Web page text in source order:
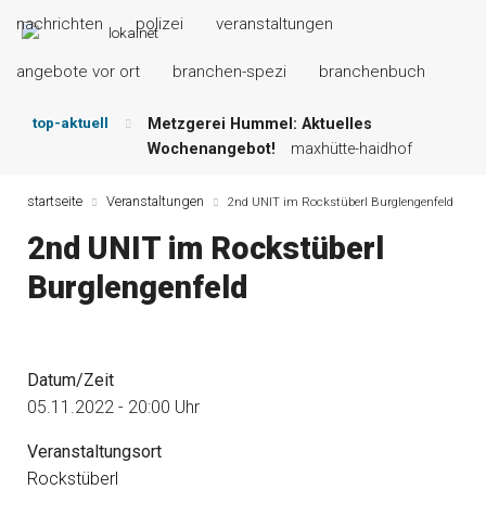
nachrichten polizei veranstaltungen
angebote vor ort branchen-spezi branchenbuch
top-aktuell
Metzgerei Hummel: Aktuelles
Wochenangebot!
maxhütte-haidhof
Grillspezialitäten u.v.m.! kallmünz
und mehr … burglengenfeld
Der „deutsche Michel“ muss nun
zahlen! kommentare & serien &
Nutzen Sie aktuelle Angebote Ihrer
startseite Veranstaltungen 2nd UNIT im Rockstüberl Burglengenfeld
2nd UNIT im Rockstüberl
Burglengenfeld
Datum/Zeit
05.11.2022 - 20:00 Uhr
Veranstaltungsort
Rockstüberl